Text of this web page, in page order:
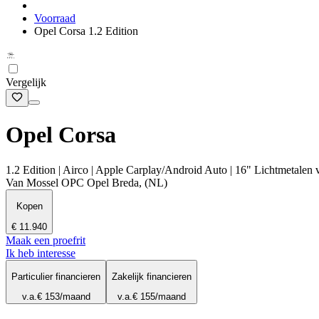
Voorraad
Opel Corsa 1.2 Edition
Vergelijk
Opel Corsa
1.2 Edition | Airco | Apple Carplay/Android Auto | 16" Lichtmetalen
Van Mossel OPC Opel Breda, (NL)
Kopen
€ 11.940
Maak een proefrit
Ik heb interesse
Particulier financieren
v.a.€ 153/maand
Zakelijk financieren
v.a.€ 155/maand